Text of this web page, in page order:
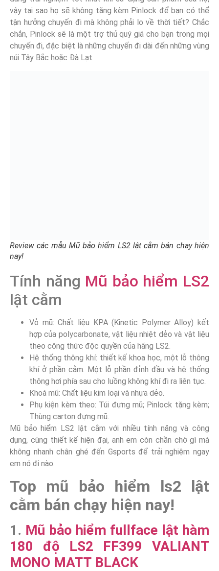
vậy tại sao họ sẽ không tặng kèm Pinlock để bạn có thể
tận hưởng chuyến đi mà không phải lo về thời tiết? Chắc
chắn, Pinlock sẽ là một trợ thủ quý giá cho bạn trong mọi
chuyến đi, đặc biệt là những chuyến đi dài đến những vùng
núi Tây Bắc hoặc Đà Lạt
Review các mẫu Mũ bảo hiểm LS2 lật cằm bán chạy hiện
nay!
Tính năng Mũ bảo hiểm LS2
lật cằm
Vỏ mũ: Chất liệu KPA (Kinetic Polymer Alloy) kết
hợp của polycarbonate, vật liệu nhiệt dẻo và vật liệu
theo công thức độc quyền của hãng LS2.
Hệ thống thông khí: thiết kế khoa học, một lỗ thông
khí ở phần cằm. Một lỗ phần đỉnh đầu và hệ thống
thông hơi phía sau cho luồng không khí đi ra liên tục.
Khoá mũ: Chất liệu kim loại và nhựa dẻo.
Phụ kiện kèm theo: Túi đựng mũ; Pinlock tặng kèm;
Thùng carton đựng mũ.
Mũ bảo hiểm LS2 lật cằm với nhiều tính năng và công
dụng, cùng thiết kế hiện đại, anh em còn chần chờ gì mà
không nhanh chân ghé đến Gsports để trải nghiệm ngay
em nó đi nào.
Top mũ bảo hiểm ls2 lật
cằm bán chạy hiện nay!
1. Mũ bảo hiểm fullface lật hàm
180 độ LS2 FF399 VALIANT
MONO MATT BLACK